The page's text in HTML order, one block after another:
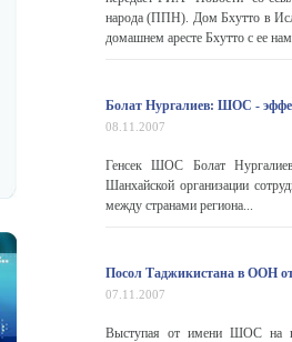
народа (ППН). Дом Бхутто в
домашнем аресте Бхутто с ее
Болат Нургалиев: ШОС -
08.11.2007
Генсек ШОС Болат
Шанхайской организации
между странами региона...
Посол Таджикистана в ООН
07.11.2007
Выступая от имени ШОС на